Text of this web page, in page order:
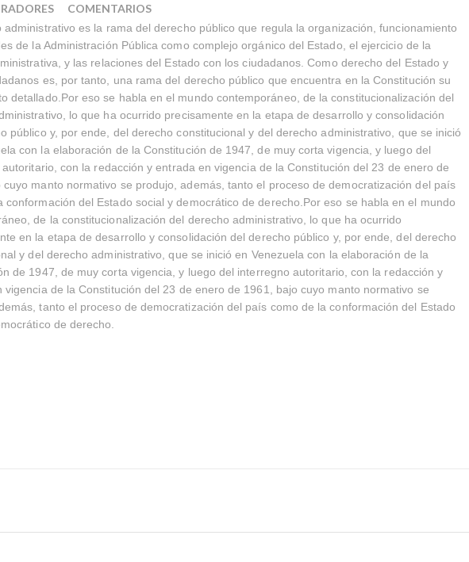
administrativo es la rama del derecho público que regula la organización, funcionamiento
de la Administración Pública como complejo orgánico del Estado, el ejercicio de la
y las relaciones del Estado con los ciudadanos. Como derecho del Estado y
es, por tanto, una rama del derecho público que encuentra en la Constitución su
detallado.Por eso se habla en el mundo contemporáneo, de la constitucionalización del
lo que ha ocurrido precisamente en la etapa de desarrollo y consolidación
público y, por ende, del derecho constitucional y del derecho administrativo, que se inició
con la elaboración de la Constitución de 1947, de muy corta vigencia, y luego del
con la redacción y entrada en vigencia de la Constitución del 23 de enero de
cuyo manto normativo se produjo, además, tanto el proceso de democratización del país
conformación del Estado social y democrático de derecho.Por eso se habla en el mundo
de la constitucionalización del derecho administrativo, lo que ha ocurrido
en la etapa de desarrollo y consolidación del derecho público y, por ende, del derecho
y del derecho administrativo, que se inició en Venezuela con la elaboración de la
de 1947, de muy corta vigencia, y luego del interregno autoritario, con la redacción y
vigencia de la Constitución del 23 de enero de 1961, bajo cuyo manto normativo se
tanto el proceso de democratización del país como de la conformación del Estado
de derecho.
COMENTARIOS